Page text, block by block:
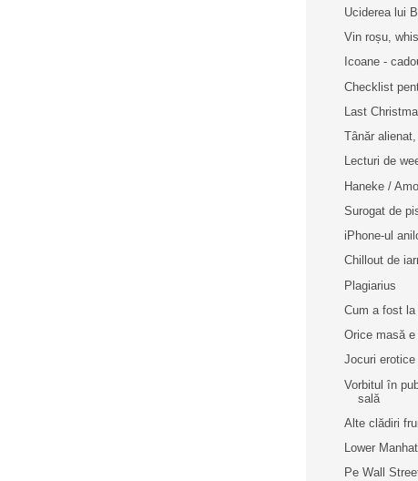
Uciderea lui
Vin roșu,
Icoane -
Checklist
Last
Tânăr
Lecturi de
Haneke /
Surogat de
iPhone-ul
Chillout de
Plagiarius
Cum a fost
Orice masă e
Jocuri erotice
Vorbitul în
sală
Alte clădiri
Lower
Pe Wall